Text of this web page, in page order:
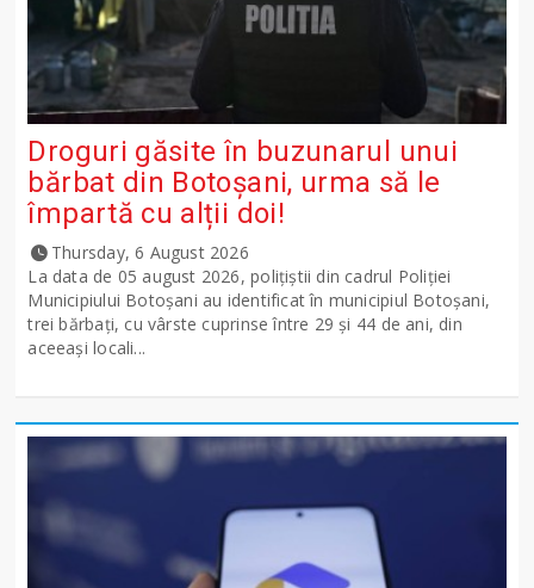
Droguri găsite în buzunarul unui
bărbat din Botoșani, urma să le
împartă cu alții doi!
Thursday, 6 August 2026
La data de 05 august 2026, polițiștii din cadrul Poliției
Municipiului Botoșani au identificat în municipiul Botoșani,
trei bărbați, cu vârste cuprinse între 29 și 44 de ani, din
aceeași locali...